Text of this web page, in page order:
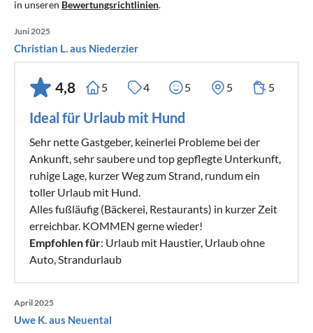
in unseren Bewertungsrichtlinien.
Juni 2025
Christian L. aus Niederzier
4,8 5 4 5 5 5
Ideal für Urlaub mit Hund
Sehr nette Gastgeber, keinerlei Probleme bei der
Ankunft, sehr saubere und top gepflegte Unterkunft,
ruhige Lage, kurzer Weg zum Strand, rundum ein
toller Urlaub mit Hund.
Alles fußläufig (Bäckerei, Restaurants) in kurzer Zeit
erreichbar. KOMMEN gerne wieder!
Empfohlen für: Urlaub mit Haustier, Urlaub ohne
Auto, Strandurlaub
April 2025
Uwe K. aus Neuental